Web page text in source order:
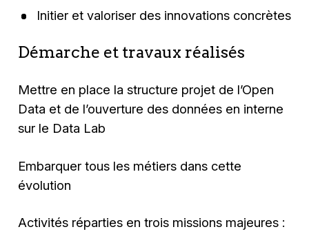
Initier et valoriser des innovations concrètes
Démarche et travaux réalisés
Mettre en place la structure projet de l’Open
Data et de l’ouverture des données en interne
sur le Data Lab
Embarquer tous les métiers dans cette
évolution
Activités réparties en trois missions majeures :